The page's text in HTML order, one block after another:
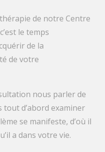
de notre Centre
le temps
de la
de votre
nous parler de
d’abord examiner
se manifeste, d’où il
a dans votre vie.